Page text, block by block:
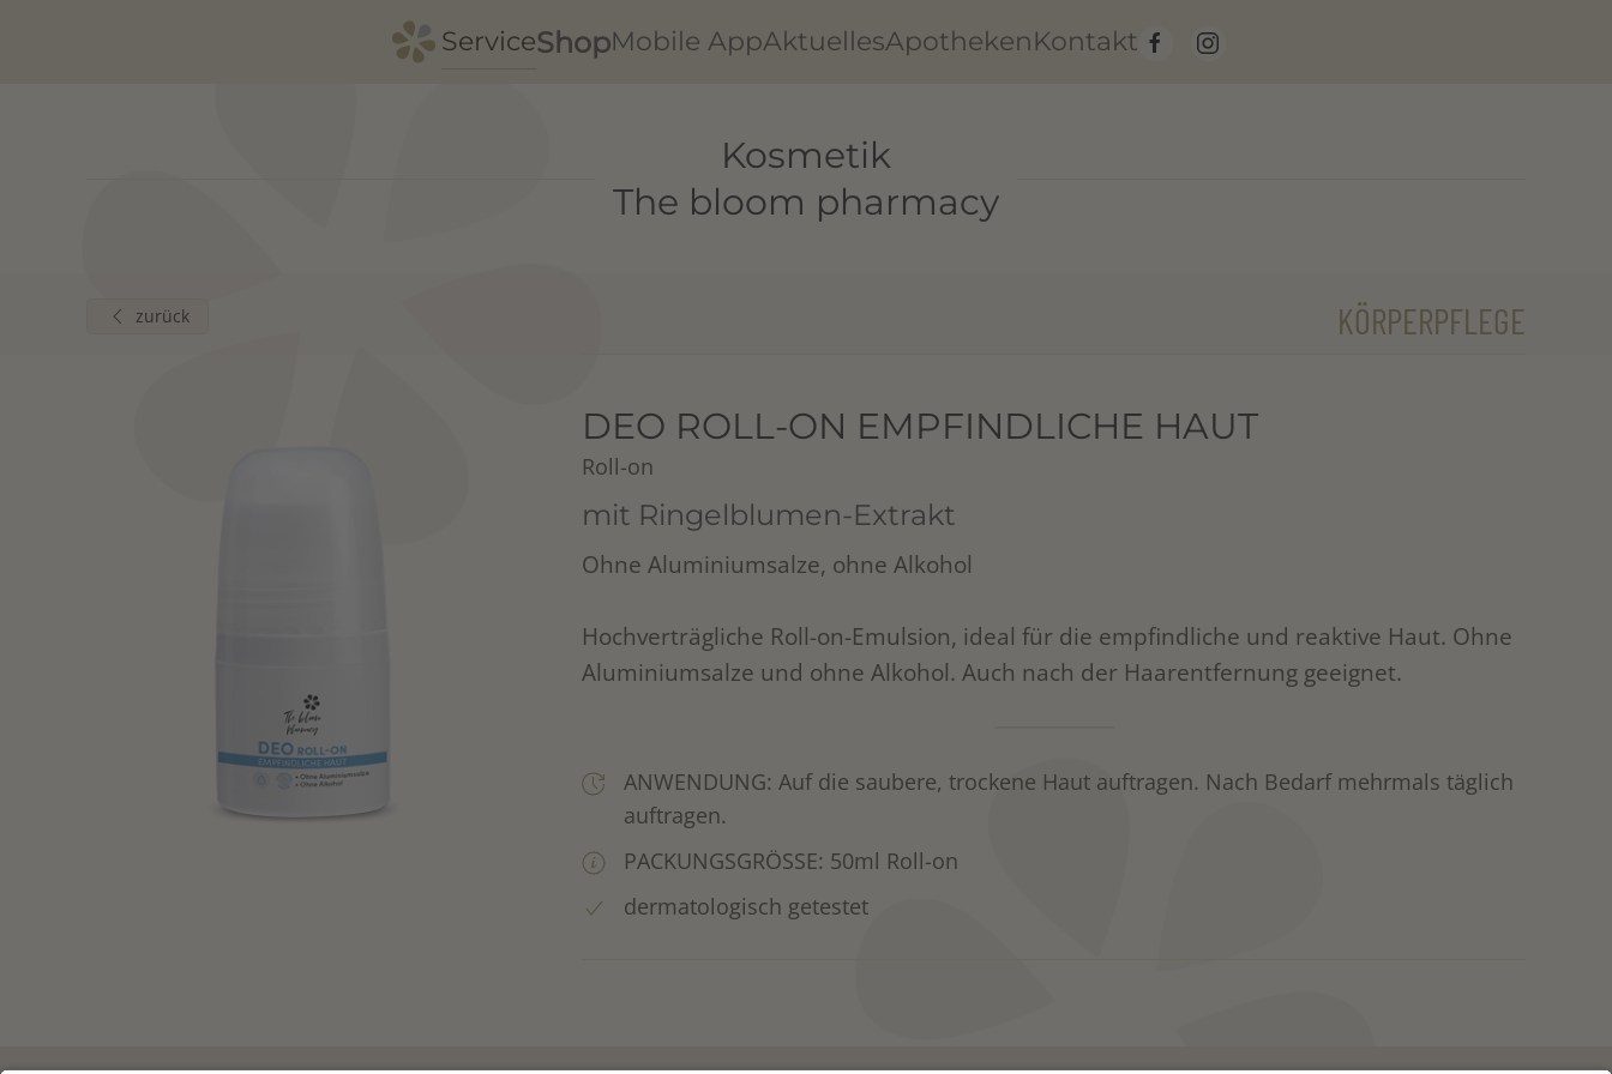
ServiceShopMobile AppAktuellesApothekenKontakt
Kosmetik
The bloom pharmacy
zurück KÖRPERPFLEGE
DEO ROLL-ON EMPFINDLICHE HAUT
Roll-on
mit Ringelblumen-Extrakt
Ohne Aluminiumsalze, ohne Alkohol
Hochverträgliche Roll-on-Emulsion, ideal für die empfindliche und reaktive Haut. Ohne
Aluminiumsalze und ohne Alkohol. Auch nach der Haarentfernung geeignet.
ANWENDUNG: Auf die saubere, trockene Haut auftragen. Nach Bedarf mehrmals täglich
auftragen.
PACKUNGSGRÖSSE: 50ml Roll-on
dermatologisch getestet